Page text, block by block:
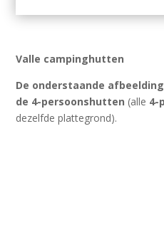
Valle campinghutten
De onderstaande
de 4-persoonshutten (alle 4-
dezelfde plattegrond).